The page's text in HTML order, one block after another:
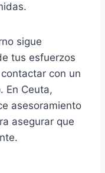
sigue
tus esfuerzos
con un
En Ceuta,
asesoramiento
asegurar que